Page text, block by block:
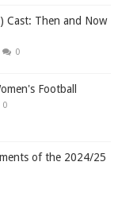
Cast: Then and Now
0
Football
0
of the 2024/25